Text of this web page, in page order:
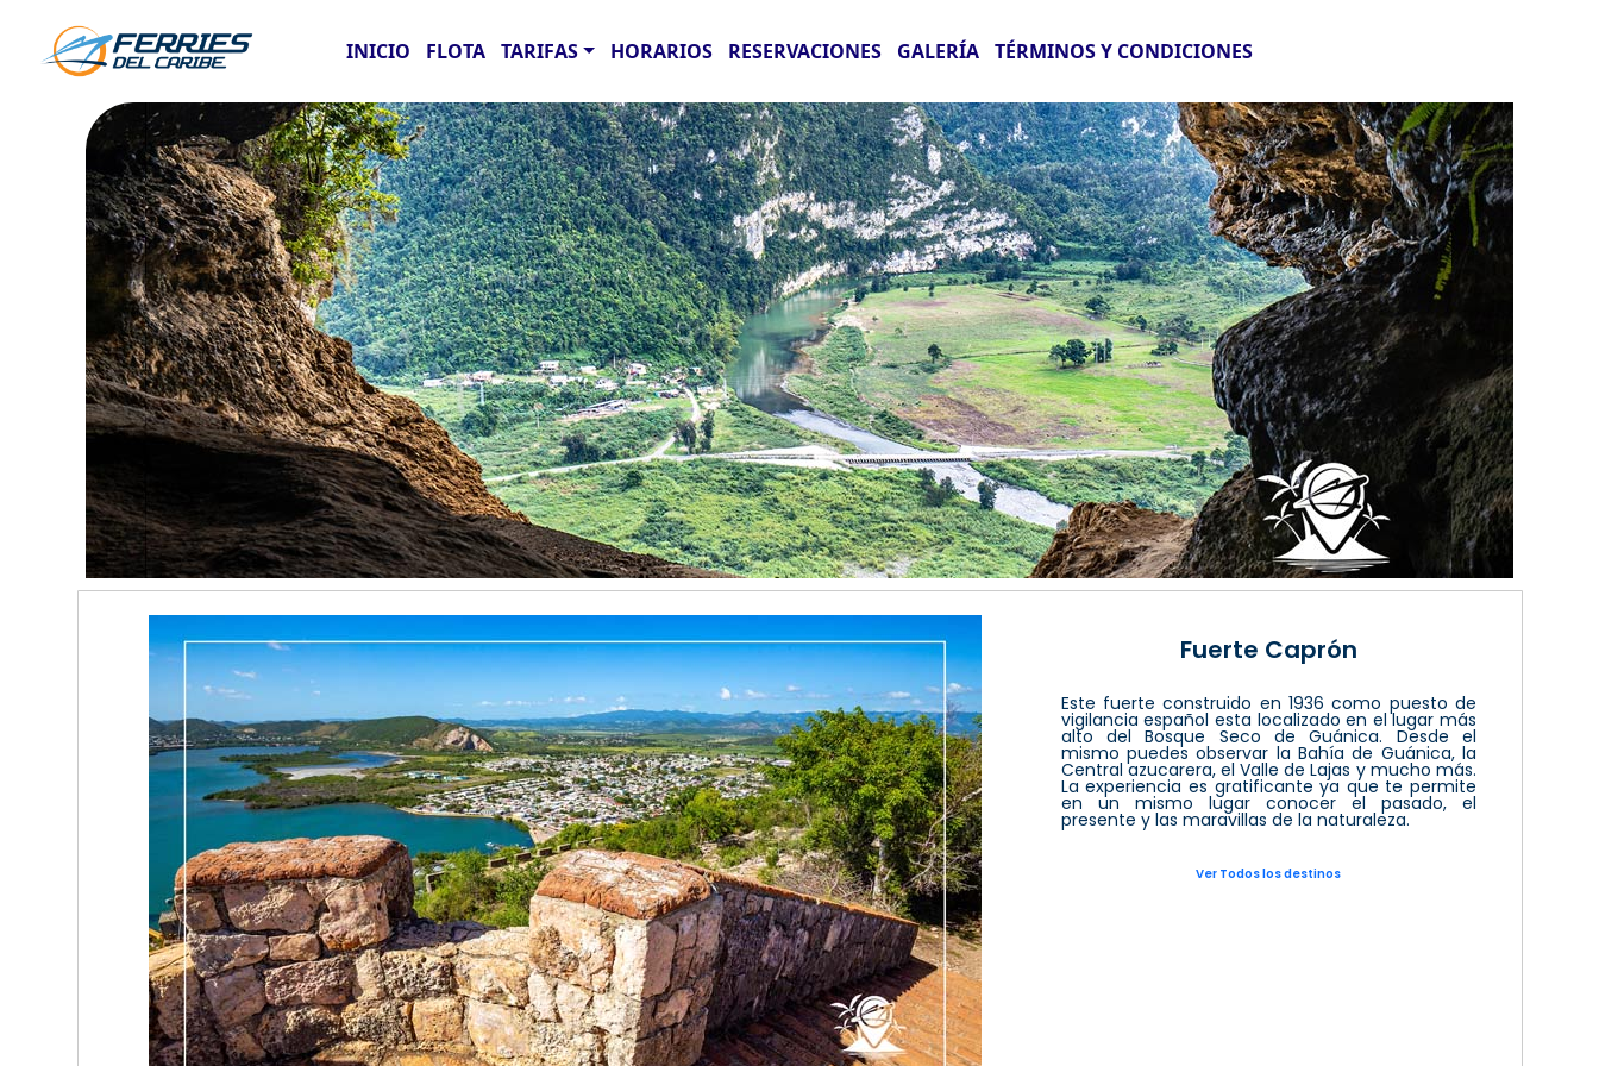
INICIO FLOTA TARIFAS HORARIOS RESERVACIONES GALERÍA TÉRMINOS Y CONDICIONES
Fuerte Caprón
Este fuerte construido en 1936 como puesto de
vigilancia español esta localizado en el lugar más
alto del Bosque Seco de Guánica. Desde el
mismo puedes observar la Bahía de Guánica, la
Central azucarera, el Valle de Lajas y mucho más.
La experiencia es gratificante ya que te permite
en un mismo lugar conocer el pasado, el
presente y las maravillas de la naturaleza.
Ver Todos los destinos